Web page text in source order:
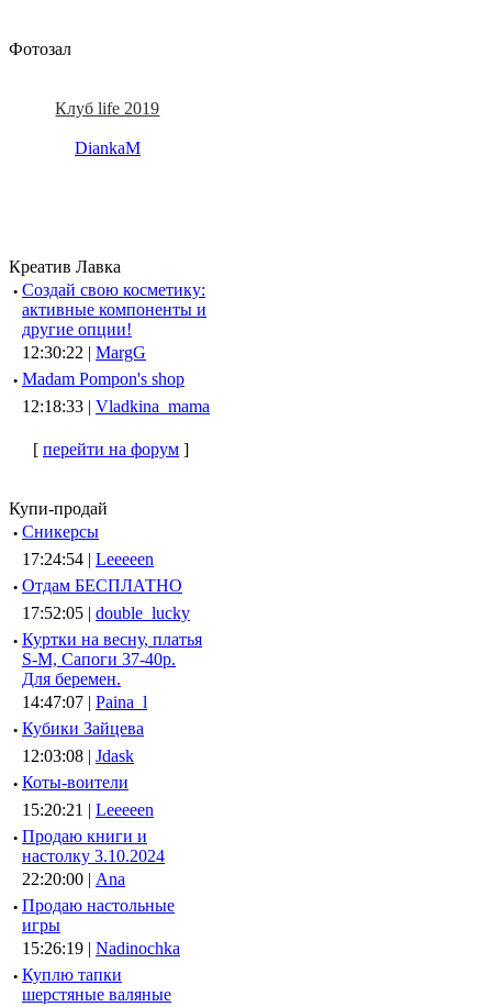
Фотозал
Клуб life 2019
DiankaM
Креатив Лавка
· Создай свою косметику:
активные компоненты и
другие опции!
12:30:22 | MargG
· Madam Pompon's shop
12:18:33 | Vladkina_mama
[ перейти на форум ]
Купи-продай
· Сникерсы
17:24:54 | Leeeeen
· Отдам БЕСПЛАТНО
17:52:05 | double_lucky
· Куртки на весну, платья
S-M, Сапоги 37-40р.
Для беремен.
14:47:07 | Paina_l
· Кубики Зайцева
12:03:08 | Jdask
· Коты-воители
15:20:21 | Leeeeen
· Продаю книги и
настолку 3.10.2024
22:20:00 | Ana
· Продаю настольные
игры
15:26:19 | Nadinochka
· Куплю тапки
шерстяные валяные